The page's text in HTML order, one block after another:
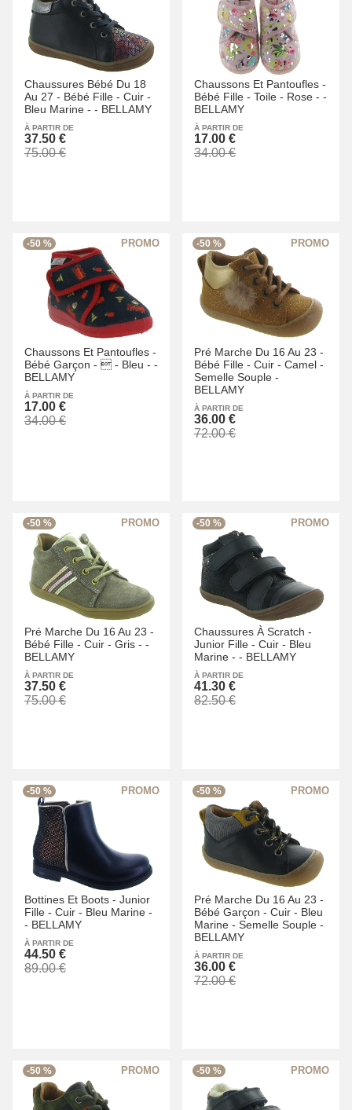
Chaussures Bébé Du 18
Au 27 - Bébé Fille - Cuir -
Bleu Marine - - BELLAMY
À PARTIR DE
37.50 €
75.00 €
Chaussons Et Pantoufles -
Bébé Fille - Toile - Rose - -
BELLAMY
À PARTIR DE
17.00 €
34.00 €
-50 %
Chaussons Et Pantoufles -
Bébé Garçon -  - Bleu - -
BELLAMY
À PARTIR DE
17.00 €
34.00 €
-50 %
Pré Marche Du 16 Au 23 -
Bébé Fille - Cuir - Camel -
Semelle Souple -
BELLAMY
À PARTIR DE
36.00 €
72.00 €
-50 %
Pré Marche Du 16 Au 23 -
Bébé Fille - Cuir - Gris - -
BELLAMY
À PARTIR DE
37.50 €
75.00 €
-50 %
Chaussures À Scratch -
Junior Fille - Cuir - Bleu
Marine - - BELLAMY
À PARTIR DE
41.30 €
82.50 €
-50 %
Bottines Et Boots - Junior
Fille - Cuir - Bleu Marine -
- BELLAMY
À PARTIR DE
44.50 €
89.00 €
-50 %
Pré Marche Du 16 Au 23 -
Bébé Garçon - Cuir - Bleu
Marine - Semelle Souple -
BELLAMY
À PARTIR DE
36.00 €
72.00 €
-50 % -50 %